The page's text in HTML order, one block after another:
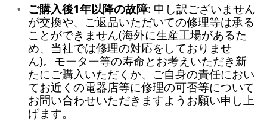
ご購入後1年以降の故障: 申し訳ございません
が交換や、ご返品いただいての修理等は承る
ことができません(海外に生産工場があるた
め、当社では修理の対応をしておりませ
ん)。モーター等の寿命とお考えいただき新
たにご購入いただくか、ご自身の責任におい
てお近くの電器店等に修理の可否等について
お問い合わせいただきますようお願い申し上
げます。